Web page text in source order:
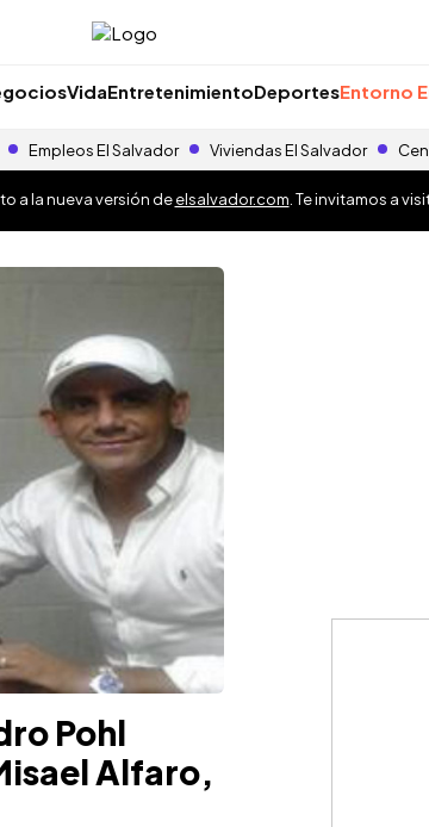
VidaEntretenimientoDeportesEntorno
Empleos El Salvador Viviendas El Salvador
a la nueva versión deelsalvador.com . Te invitamos a
Pohl
Alfaro,